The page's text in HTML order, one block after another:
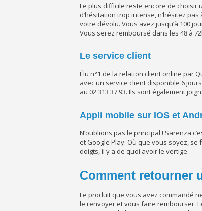
Le plus difficile reste encore de choisir
d’hésitation trop intense, n’hésitez
votre dévolu. Vous avez jusqu’à 100
Vous serez remboursé dans les 48 à
Le service client
Élu n°1 de la relation client online par
avec un service client disponible 6
au 02 313 37 93. Ils sont également
Appli mobile sur IOS et
N’oublions pas le principal ! Sarenza
et Google Play. Où que vous soyez,
doigts, il y a de quoi avoir le vertige.
Comment retourner
Le produit que vous avez commandé
le renvoyer et vous faire rembourser.